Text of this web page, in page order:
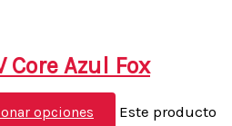
Core Azul Fox
opciones
Este producto